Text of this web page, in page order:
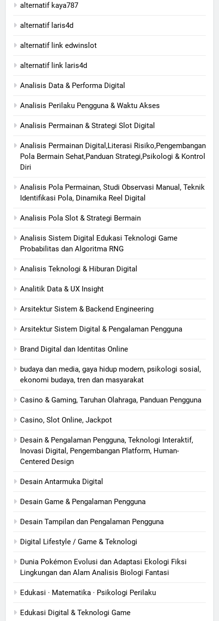
alternatif kaya787
alternatif laris4d
alternatif link edwinslot
alternatif link laris4d
Analisis Data & Performa Digital
Analisis Perilaku Pengguna & Waktu Akses
Analisis Permainan & Strategi Slot Digital
Analisis Permainan Digital,Literasi Risiko,Pengembangan
Pola Bermain Sehat,Panduan Strategi,Psikologi & Kontrol
Diri
Analisis Pola Permainan, Studi Observasi Manual, Teknik
Identifikasi Pola, Dinamika Reel Digital
Analisis Pola Slot & Strategi Bermain
Analisis Sistem Digital Edukasi Teknologi Game
Probabilitas dan Algoritma RNG
Analisis Teknologi & Hiburan Digital
Analitik Data & UX Insight
Arsitektur Sistem & Backend Engineering
Arsitektur Sistem Digital & Pengalaman Pengguna
Brand Digital dan Identitas Online
budaya dan media, gaya hidup modern, psikologi sosial,
ekonomi budaya, tren dan masyarakat
Casino & Gaming, Taruhan Olahraga, Panduan Pengguna
Casino, Slot Online, Jackpot
Desain & Pengalaman Pengguna, Teknologi Interaktif,
Inovasi Digital, Pengembangan Platform, Human-
Centered Design
Desain Antarmuka Digital
Desain Game & Pengalaman Pengguna
Desain Tampilan dan Pengalaman Pengguna
Digital Lifestyle / Game & Teknologi
Dunia Pokémon Evolusi dan Adaptasi Ekologi Fiksi
Lingkungan dan Alam Analisis Biologi Fantasi
Edukasi · Matematika · Psikologi Perilaku
Edukasi Digital & Teknologi Game